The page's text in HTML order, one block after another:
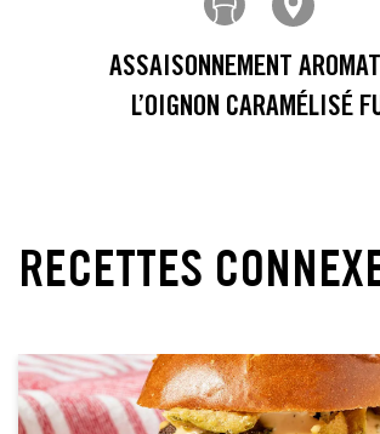
ASSAISONNEMENT
L’OIGNON CARAMÉLISÉ
RECETTES